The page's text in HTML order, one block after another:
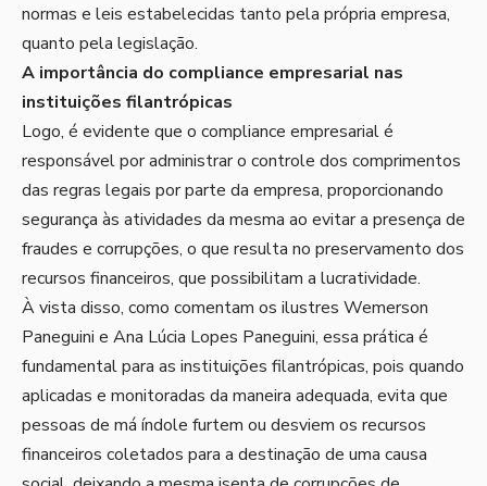
normas e leis estabelecidas tanto pela própria empresa,
quanto pela legislação.
A importância do compliance empresarial nas
instituições filantrópicas
Logo, é evidente que o compliance empresarial é
responsável por administrar o controle dos comprimentos
das regras legais por parte da empresa, proporcionando
segurança às atividades da mesma ao evitar a presença de
fraudes e corrupções, o que resulta no preservamento dos
recursos financeiros, que possibilitam a lucratividade.
À vista disso, como comentam os ilustres Wemerson
Paneguini e Ana Lúcia Lopes Paneguini, essa prática é
fundamental para as instituições filantrópicas, pois quando
aplicadas e monitoradas da maneira adequada, evita que
pessoas de má índole furtem ou desviem os recursos
financeiros coletados para a destinação de uma causa